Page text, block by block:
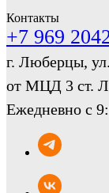
Контакты
+7 969
г. Люберцы,
от МЦД 3 ст.
Ежедневно с